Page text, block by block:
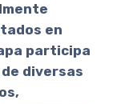
en
participa
diversas